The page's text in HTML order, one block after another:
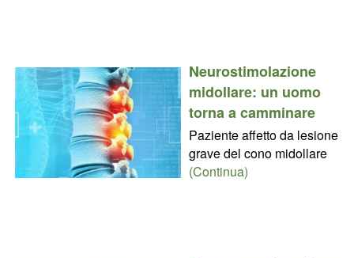
Neurostimolazione
midollare: un uomo
torna a camminare
Paziente affetto da lesione
grave del cono midollare
(Continua)